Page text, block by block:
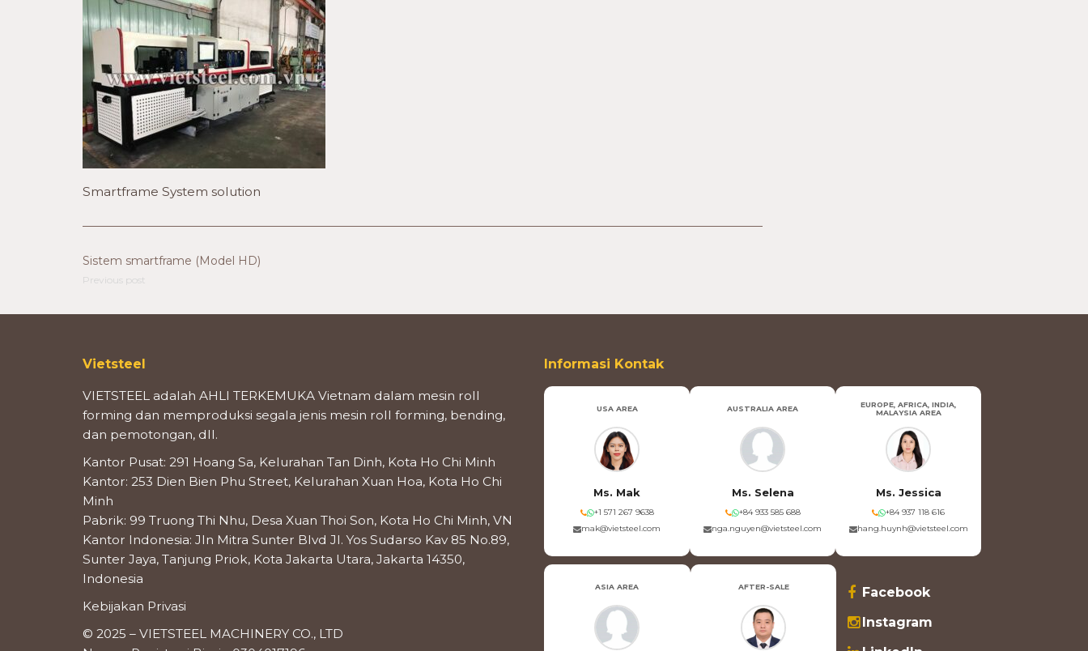
Smartframe System solution
Sistem smartframe (Model HD)
Previous post
Vietsteel
VIETSTEEL adalah AHLI TERKEMUKA Vietnam dalam mesin roll
forming dan memproduksi segala jenis mesin roll forming, bending,
dan pemotongan, dll.
Kantor Pusat: 291 Hoang Sa, Kelurahan Tan Dinh, Kota Ho Chi Minh
Kantor: 253 Dien Bien Phu Street, Kelurahan Xuan Hoa, Kota Ho Chi
Minh
Pabrik: 99 Truong Thi Nhu, Desa Xuan Thoi Son, Kota Ho Chi Minh, VN
Kantor Indonesia: Jln Mitra Sunter Blvd Jl. Yos Sudarso Kav 85 No.89,
Sunter Jaya, Tanjung Priok, Kota Jakarta Utara, Jakarta 14350,
Indonesia
Kebijakan Privasi
© 2025 – VIETSTEEL MACHINERY CO., LTD
Informasi Kontak
USA AREA
Ms. Mak
+1 571 267 9638
mak@vietsteel.com
AUSTRALIA AREA
Ms. Selena
+84 933 585 688
nga.nguyen@vietsteel.com
EUROPE, AFRICA, INDIA,
MALAYSIA AREA
Ms. Jessica
+84 937 118 616
hang.huynh@vietsteel.com
ASIA AREA AFTER-SALE
Facebook
Instagram